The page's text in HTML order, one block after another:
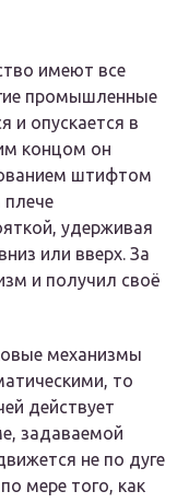
имеют все
промышленные
и опускается в
концом он
штифтом
удерживая
или вверх. За
и получил своё
механизмы
то
действует
задаваемой
не по дуге
мере того, как